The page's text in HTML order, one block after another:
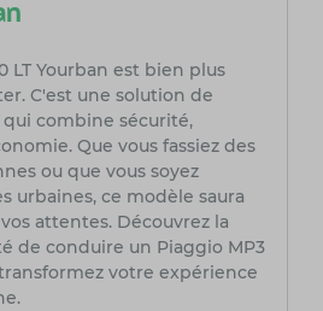
LT Yourban est bien plus
C'est une solution de
combine sécurité,
Que vous fassiez des
ou que vous soyez
urbaines, ce modèle saura
attentes. Découvrez la
de conduire un Piaggio MP3
votre expérience